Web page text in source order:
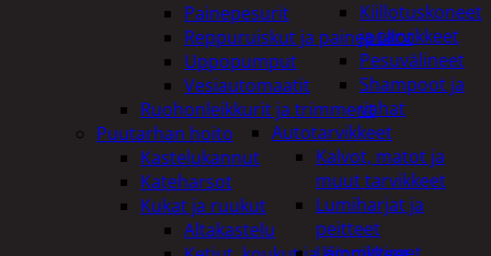
Kiillotuskoneet
ja tarvikkeet
Pesuvälineet
Shampoot ja
vahat
Autotarvikkeet
Kalvot, matot ja
muut tarvikkeet
Lumiharjat ja
peitteet
Painepesurit
Reppuruiskut ja painepullot
Uppopumput
Vesiautomaatit
Ruohonleikkurit ja trimmerit
Puutarhan hoito
Kastelukannut
Kateharsot
Kukat ja ruukut
Altakastelu